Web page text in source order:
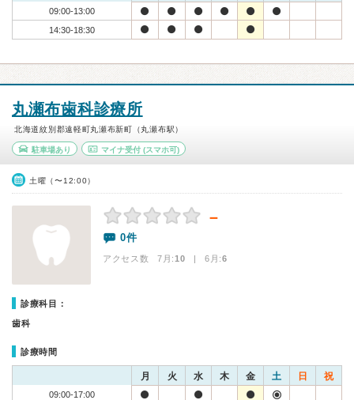
09:00-13:00
14:30-18:30
丸瀬布歯科診療所
北海道紋別郡遠軽町丸瀬布新町（丸瀬布駅）
駐車場あり マイナ受付(スマホ可)
土曜（〜12:00）
－
0件
アクセス数 7月:10 | 6月:6
診療科目：
歯科
診療時間
月 火 水 木 金 土 日 祝
09:00-17:00